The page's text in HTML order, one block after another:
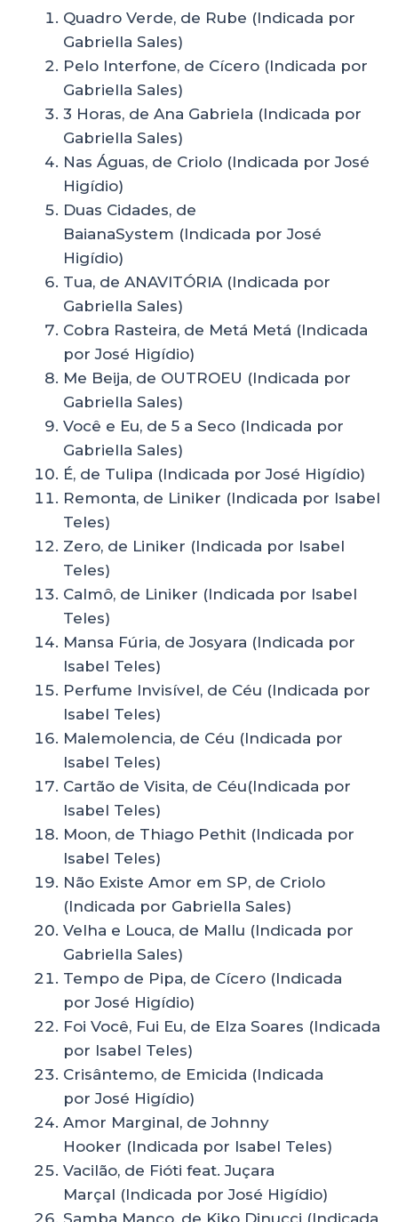
Quadro Verde, de Rube (Indicada por
Gabriella Sales)
Pelo Interfone, de Cícero (Indicada por
Gabriella Sales)
3 Horas, de Ana Gabriela (Indicada por
Gabriella Sales)
Nas Águas, de Criolo (Indicada por José
Higídio)
Duas Cidades, de
BaianaSystem (Indicada por José
Higídio)
Tua, de ANAVITÓRIA (Indicada por
Gabriella Sales)
Cobra Rasteira, de Metá Metá (Indicada
por José Higídio)
Me Beija, de OUTROEU (Indicada por
Gabriella Sales)
Você e Eu, de 5 a Seco (Indicada por
Gabriella Sales)
É, de Tulipa (Indicada por José Higídio)
Remonta, de Liniker (Indicada por Isabel
Teles)
Zero, de Liniker (Indicada por Isabel
Teles)
Calmô, de Liniker (Indicada por Isabel
Teles)
Mansa Fúria, de Josyara (Indicada por
Isabel Teles)
Perfume Invisível, de Céu (Indicada por
Isabel Teles)
Malemolencia, de Céu (Indicada por
Isabel Teles)
Cartão de Visita, de Céu(Indicada por
Isabel Teles)
Moon, de Thiago Pethit (Indicada por
Isabel Teles)
Não Existe Amor em SP, de Criolo
(Indicada por Gabriella Sales)
Velha e Louca, de Mallu (Indicada por
Gabriella Sales)
Tempo de Pipa, de Cícero (Indicada
por José Higídio)
Foi Você, Fui Eu, de Elza Soares (Indicada
por Isabel Teles)
Crisântemo, de Emicida (Indicada
por José Higídio)
Amor Marginal, de Johnny
Hooker (Indicada por Isabel Teles)
Vacilão, de Fióti feat. Juçara
Marçal (Indicada por José Higídio)
Samba Manco, de Kiko Dinucci (Indicada